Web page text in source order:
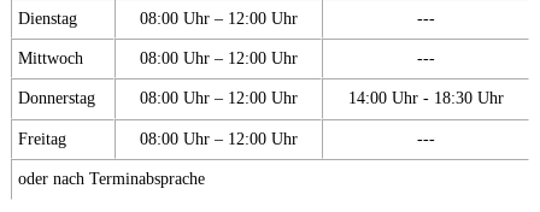
Dienstag 08:00 Uhr – 12:00 Uhr ---
Mittwoch 08:00 Uhr – 12:00 Uhr ---
Donnerstag 08:00 Uhr – 12:00 Uhr 14:00 Uhr - 18:30 Uhr
Freitag 08:00 Uhr – 12:00 Uhr ---
oder nach Terminabsprache